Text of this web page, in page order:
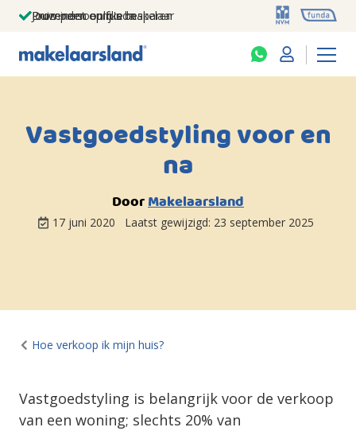
Jouw persoonlijke makelaar
Duizenden euro's besparen
Prominent op funda
Vastgoedstyling voor en
na
DoorMakelaarsland
17 juni 2020 Laatst gewijzigd: 23 september 2025
Hoe verkoop ik mijn huis?
Vastgoedstyling is belangrijk voor de verkoop
van een woning; slechts 20% van